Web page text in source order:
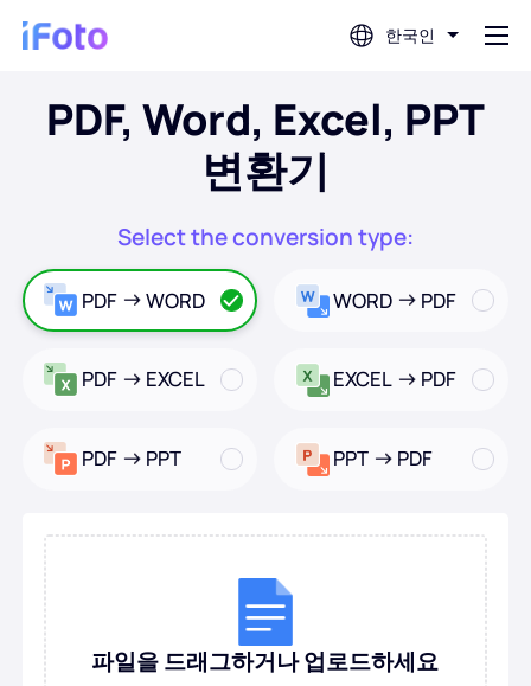
한국인
로그인
배경 제거기
사진 향상기
여권 사진 제작기
AI 헤어스타일
청소 사진
오래된 사진 복원
PDF, Word, Excel, PPT
변환기
Select the conversion type:
PDF WORD
PDF EXCEL
PDF PPT
WORD PDF
EXCEL PDF
PPT PDF
파일을 드래그하거나 업로드하세요